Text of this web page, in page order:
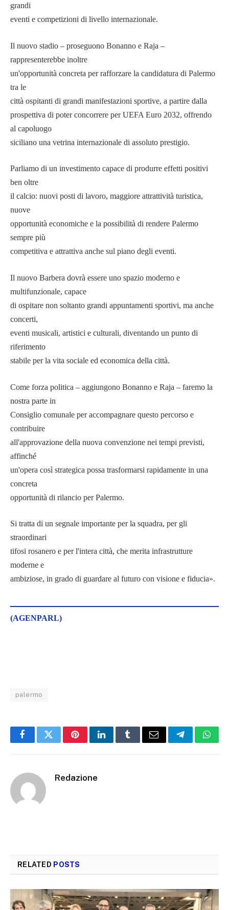
grandi
eventi e competizioni di livello internazionale.
Il nuovo stadio – proseguono Bonanno e Raja –
rappresenterebbe inoltre
un'opportunità concreta per rafforzare la candidatura di Palermo
tra le
città ospitanti di grandi manifestazioni sportive, a partire dalla
prospettiva di poter concorrere per UEFA Euro 2032, offrendo
al capoluogo
siciliano una vetrina internazionale di assoluto prestigio.
Parliamo di un investimento capace di produrre effetti positivi
ben oltre
il calcio: nuovi posti di lavoro, maggiore attrattività turistica,
nuove
opportunità economiche e la possibilità di rendere Palermo
sempre più
competitiva e attrattiva anche sul piano degli eventi.
Il nuovo Barbera dovrà essere uno spazio moderno e
multifunzionale, capace
di ospitare non soltanto grandi appuntamenti sportivi, ma anche
concerti,
eventi musicali, artistici e culturali, diventando un punto di
riferimento
stabile per la vita sociale ed economica della città.
Come forza politica – aggiungono Bonanno e Raja – faremo la
nostra parte in
Consiglio comunale per accompagnare questo percorso e
contribuire
all'approvazione della nuova convenzione nei tempi previsti,
affinché
un'opera così strategica possa trasformarsi rapidamente in una
concreta
opportunità di rilancio per Palermo.
Si tratta di un segnale importante per la squadra, per gli
straordinari
tifosi rosanero e per l'intera città, che merita infrastrutture
moderne e
ambiziose, in grado di guardare al futuro con visione e fiducia».
(AGENPARL)
palermo
FacebookTwitterPinterestLinkedInTumblrEmail Telegram
Redazione
RELATED POSTS